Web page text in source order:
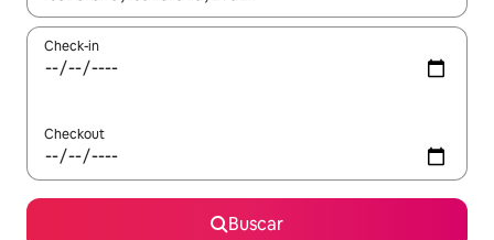
Check-in
Checkout
Buscar